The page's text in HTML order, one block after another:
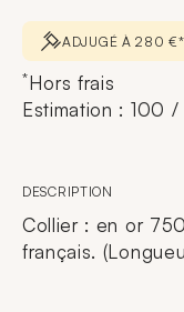
ADJUGÉ À 280
*Hors frais
Estimation : 100
DESCRIPTION
Collier : en or
français.